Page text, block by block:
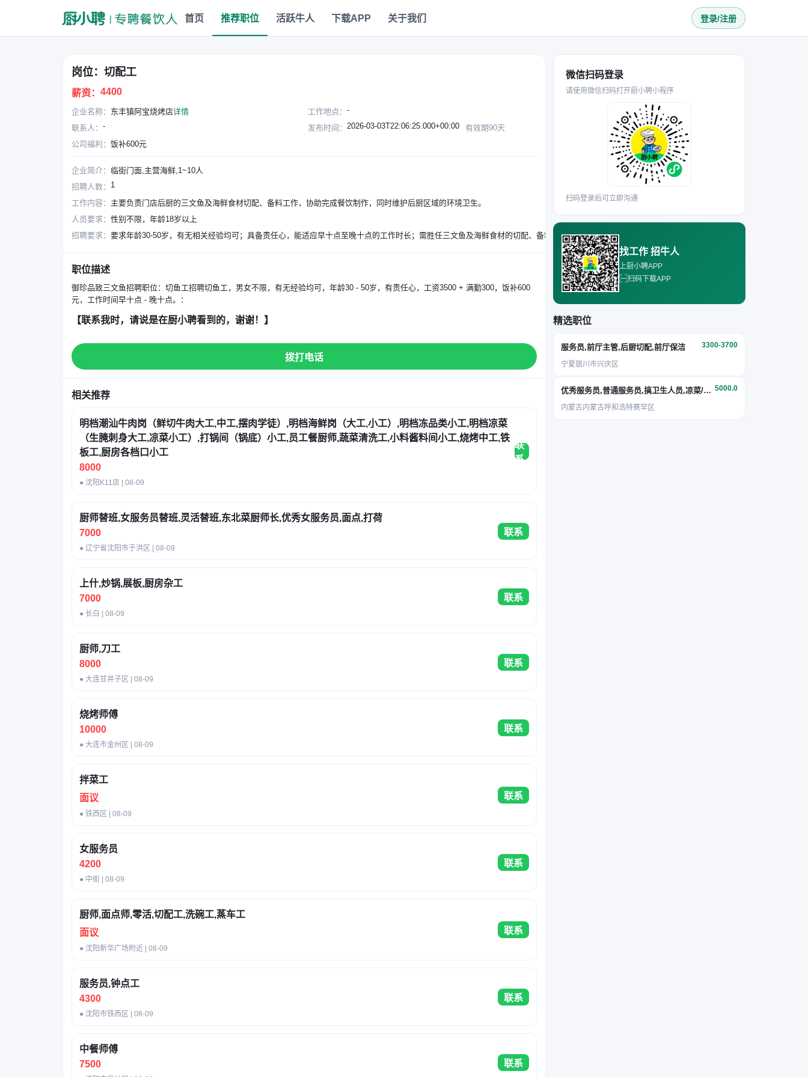
岗位：切配工
薪资： 4400
企业名称： 东丰镇阿宝烧烤店详情 工作地点： -
联系人： - 发布时间： 2026-03-03T22:06:25.000+00:00
有效期90天
公司福利： 饭补600元
企业简介： 临街门面,主营海鲜,1~10人
招聘人数： 1
工作内容： 主要负责门店后厨的三文鱼及海鲜食材切配、备料工作，协助完成餐饮制作，同时维护后厨区域的环境卫生。
人员要求： 性别不限，年龄18岁以上
招聘要求：
职位描述
御珍品致三文鱼招聘职位：切鱼工招聘切鱼工，男女不限，有无经验均可，年龄30 - 50岁，有责任心，工资3500 + 满勤300，饭补600
元，工作时间早十点 - 晚十点。：
【联系我时，请说是在厨小聘看到的，谢谢！】
拨打电话
相关推荐
明档潮汕牛肉岗（鲜切牛肉大工,中工,摆肉学徒）,明档海鲜岗（大工,小工）,明档冻品类小工,明档凉菜
（生腌刺身大工,凉菜小工）,打锅间（锅底）小工,员工餐厨师,蔬菜清洗工,小料酱料间小工,烧烤中工,铁
板工,厨房各档口小工
8000
● 沈阳K11店 | 08-09
联
系
厨师替班,女服务员替班,灵活替班,东北菜厨师长,优秀女服务员,面点,打荷
7000
● 辽宁省沈阳市于洪区 | 08-09
联系
上什,炒锅,展板,厨房杂工
7000
● 长白 | 08-09
联系
厨师,刀工
8000
● 大连甘井子区 | 08-09
联系
烧烤师傅
10000
● 大连市金州区 | 08-09
联系
拌菜工
面议
● 铁西区 | 08-09
联系
女服务员
4200
● 中街 | 08-09
联系
厨师,面点师,零活,切配工,洗碗工,蒸车工
面议
● 沈阳新华广场附近 | 08-09
联系
服务员,钟点工
4300
● 沈阳市铁西区 | 08-09
联系
中餐师傅
7500
联系
微信扫码登录
请使用微信扫码打开厨小聘小程序
扫码登录后可立即沟通
找工作 招牛人
上厨小聘APP
扫码下载APP
精选职位
服务员,前厅主管,后厨切配,前厅保洁 3300-3700
宁夏银川市兴庆区
优秀服务员,普通服务员,搞卫生人员,凉菜/面点 5000.0
内蒙古内蒙古呼和浩特赛罕区
首页 推荐职位 活跃牛人 下载APP 关于我们 登录/注册